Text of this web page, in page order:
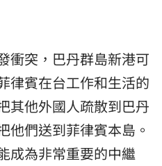
衝突，巴丹群島新港可
律賓在台工作和生活的
其他外國人疏散到巴丹
他們送到菲律賓本島。
成為非常重要的中繼